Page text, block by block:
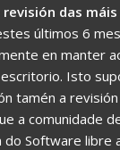
das
últimos 6
en manter
Isto
tamén a
a comunidade
do Software libre